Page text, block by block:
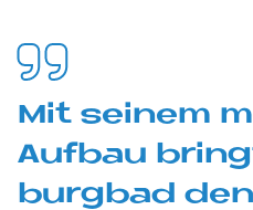
Mit sei­nem
Auf­bau
burg­bad